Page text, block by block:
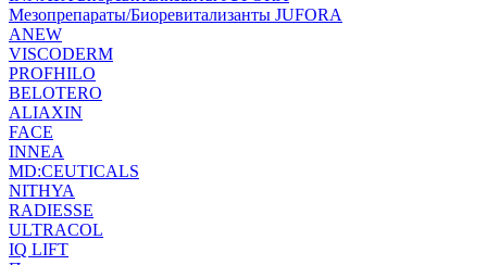
Мезопрепараты/Биоревитализанты JUFORA
ANEW
VISCODERM
PROFHILO
BELOTERO
ALIAXIN
FACE
INNEA
MD:CEUTICALS
NITHYA
RADIESSE
ULTRACOL
IQ LIFT